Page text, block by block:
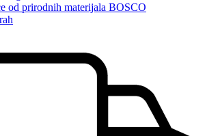
od prirodnih materijala BOSCO